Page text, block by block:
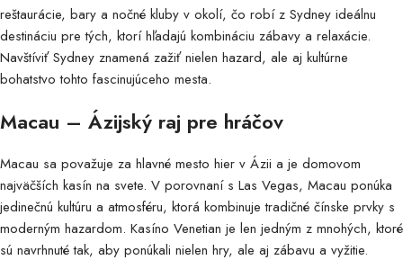
reštaurácie, bary a nočné kluby v okolí, čo robí z Sydney ideálnu
destináciu pre tých, ktorí hľadajú kombináciu zábavy a relaxácie.
Navštíviť Sydney znamená zažiť nielen hazard, ale aj kultúrne
bohatstvo tohto fascinujúceho mesta.
Macau – Ázijský raj pre hráčov
Macau sa považuje za hlavné mesto hier v Ázii a je domovom
najväčších kasín na svete. V porovnaní s Las Vegas, Macau ponúka
jedinečnú kultúru a atmosféru, ktorá kombinuje tradičné čínske prvky s
moderným hazardom. Kasíno Venetian je len jedným z mnohých, ktoré
sú navrhnuté tak, aby ponúkali nielen hry, ale aj zábavu a vyžitie.